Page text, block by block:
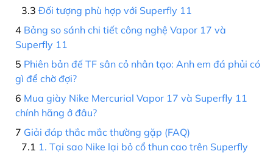
Đối tượng phù hợp với Superfly 11
Bảng so sánh chi tiết công nghệ Vapor 17 và
Superfly 11
Phiên bản đế TF sân cỏ nhân tạo: Anh em đá phủi có
gì để chờ đợi?
Mua giày Nike Mercurial Vapor 17 và Superfly 11
chính hãng ở đâu?
Giải đáp thắc mắc thường gặp (FAQ)
1. Tại sao Nike lại bỏ cổ thun cao trên Superfly